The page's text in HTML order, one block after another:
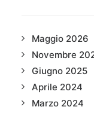
Maggio 2026
Novembre
Giugno 2025
Aprile 2024
Marzo 2024